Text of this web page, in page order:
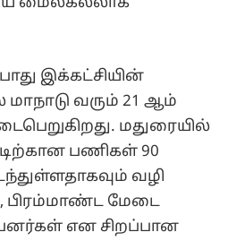
இக்கட்சியின்
வரும் 21 ஆம்
மதுரையில்
பணிகள் 90
வழி
பிரம்மாண்ட மேடை
என சிறப்பான